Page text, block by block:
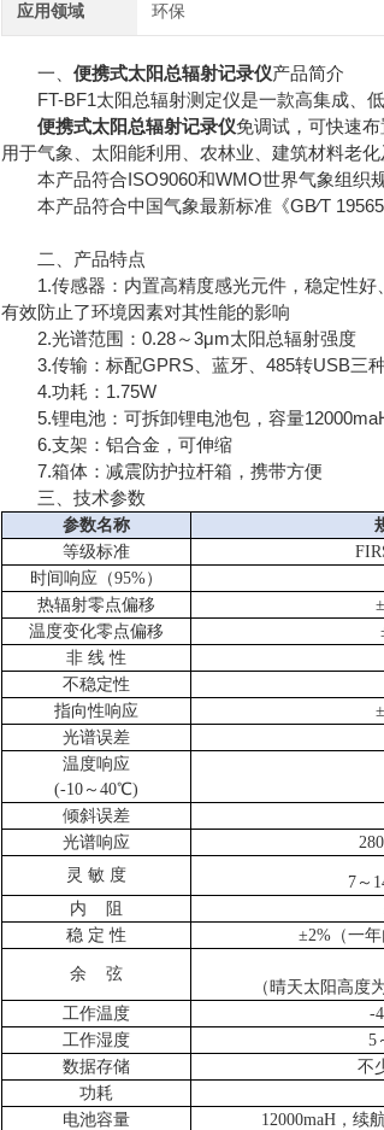
应用领域 环保
一、 便携式太阳总辐射记录仪产品简介
FT-BF1太阳总辐射测定仪是一款高集成、低
便携式太阳总辐射记录仪免调试，可快速
用于气象、太阳能利用、农林业、建筑材料老
本产品符合ISO9060和WMO世界气象组织规
本产品符合中国气象最新标准《GB∕T
二、产品特点
1.传感器：内置高精度感光元件，稳定性好
有效防止了环境因素对其性能的影响
2.光谱范围：0.28～3μm太阳总辐射强度
3.传输：标配GPRS、蓝牙、485转USB三
4.功耗：1.75W
5.锂电池：可拆卸锂电池包，容量
6.支架：铝合金，可伸缩
7.箱体：减震防护拉杆箱，携带方便
三、技术参数
参数名称
等级标准
时间响应（95%）
热辐射零点偏移
温度变化零点偏移
非 线 性
不稳定性
指向性响应
光谱误差
温度响应
(-10～40℃)
倾斜误差
光谱响应
灵 敏 度
7～
内 阻
稳 定 性
±2%（一年
余 弦
（晴天太阳高度
工作温度
-
工作湿度
5
数据存储
不
功耗
电池容量
12000maH，续